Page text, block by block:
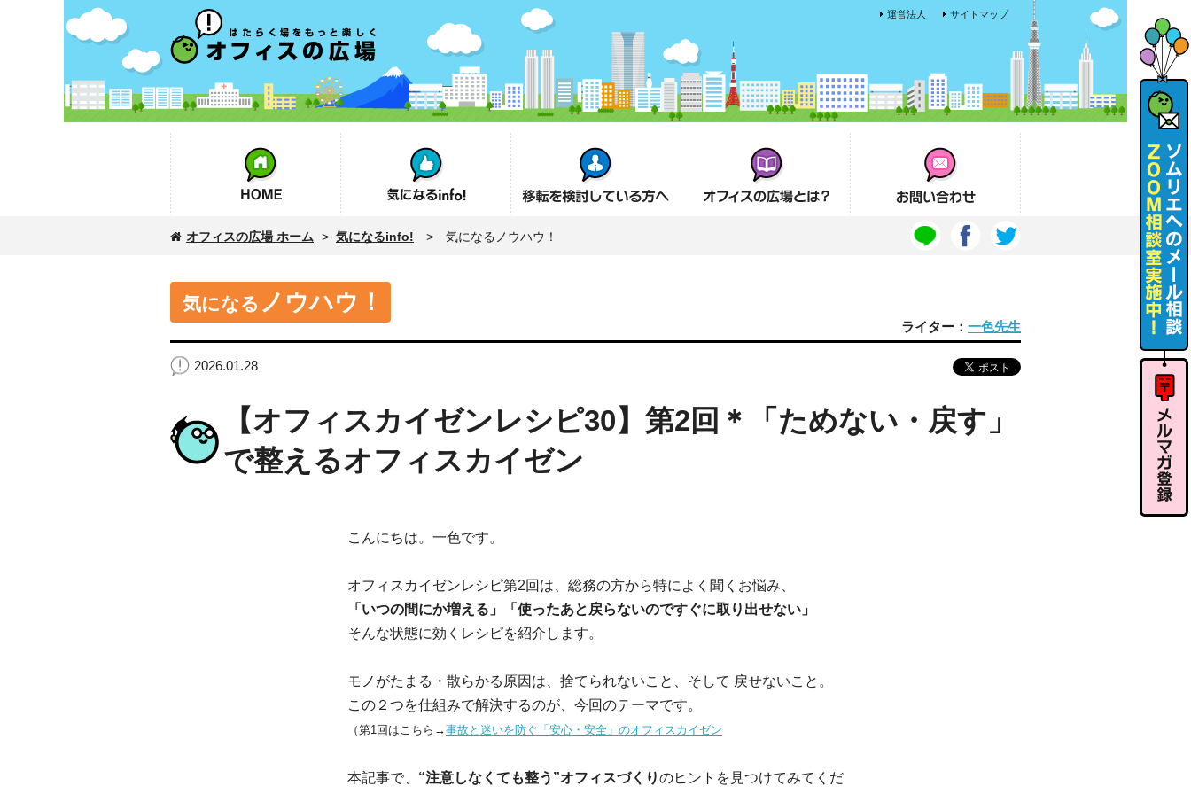
サイトマップ
運営法人
お問い合わせ
オフィスの広場 ホーム > 気になるinfo! > 気になるノウハウ！
気になる ノウハウ！
ライター： 一色先生
2026.01.28
【オフィスカイゼンレシピ30】第2回＊「ためない・戻す」
で整えるオフィスカイゼン
こんにちは。一色です。
オフィスカイゼンレシピ第2回は、総務の方から特によく聞くお悩み、
「いつの間にか増える」「使ったあと戻らないのですぐに取り出せない」
そんな状態に効くレシピを紹介します。
モノがたまる・散らかる原因は、捨てられないこと、そして 戻せないこと。
この２つを仕組みで解決するのが、今回のテーマです。
（第1回はこちら→事故と迷いを防ぐ「安心・安全」のオフィスカイゼン
本記事で、 “注意しなくても整う”オフィスづくりのヒントを見つけてみてくだ
ソムリエ
へのメー
ル相談